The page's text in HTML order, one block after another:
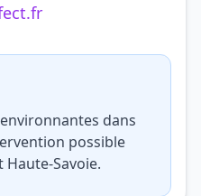
dans
possible
Haute-Savoie.